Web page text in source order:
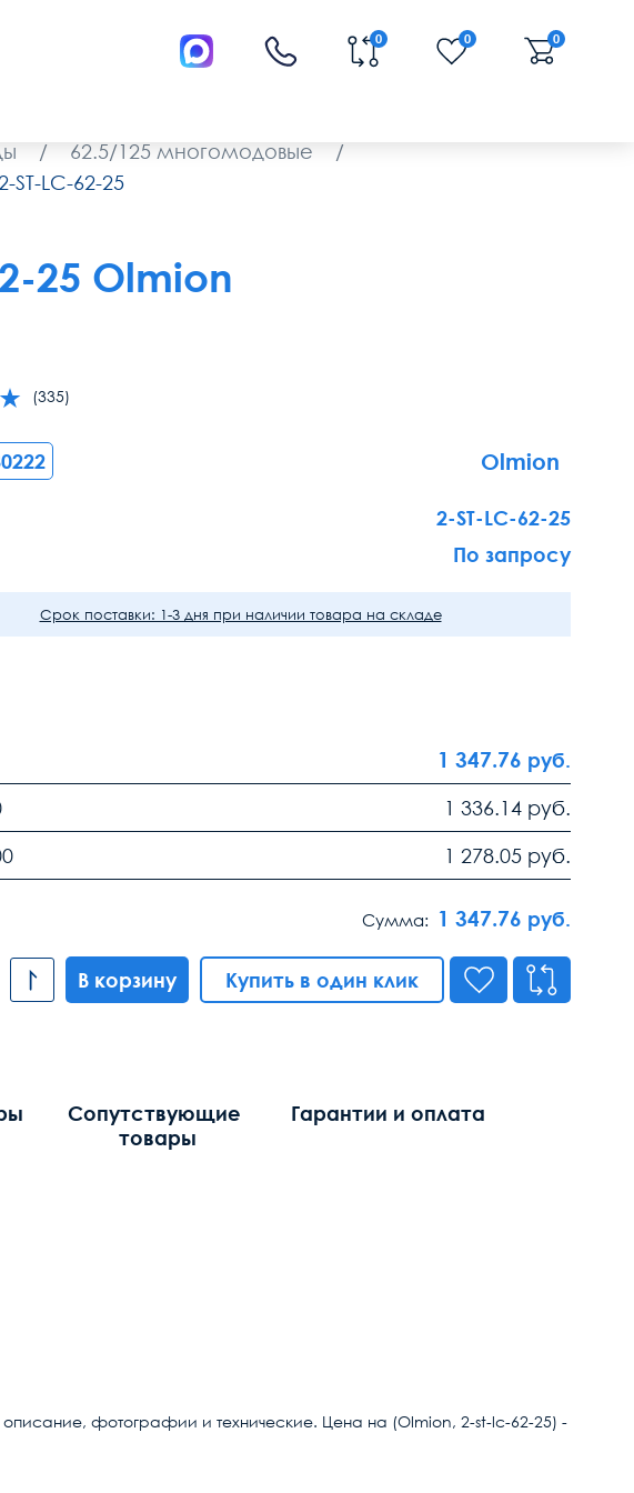
0 0 0
/ 62.5/125 многомодовые
/
LC-62-25
25 Olmion
(335)
Olmion
2-ST-LC-62-25
По запросу
Срок поставки: 1-3 дня при наличии товара на складе
1 347.76 руб.
1 336.14 руб.
1 278.05 руб.
Сумма: 1 347.76 руб.
В корзину Купить в один клик
Сопутствующие
товары
Гарантии и оплата
фотографии и технические. Цена на (Olmion, 2-st-lc-62-25) -